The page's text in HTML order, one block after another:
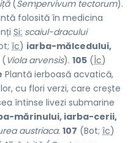
(Sempervivum tectorum).
folosită în medicina
Si: scaiul-dracului
îc) iarba-mălcedului,
Viola arvensis). 105 (Îc)
Plantă ierboasă acvatică,
cu flori verzi, care crește
întinse livezi submarine
mărinului, iarba-cerii,
austriaca.107 (Bot; îc)